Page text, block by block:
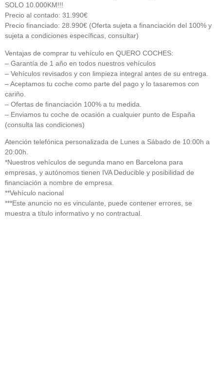
SOLO 10.000KM!!!
Precio al contado: 31.990€
Precio financiado: 28.990€ (Oferta sujeta a financiación del 100% y
sujeta a condiciones específicas, consultar)
Ventajas de comprar tu vehículo en QUERO COCHES:
– Garantía de 1 año en todos nuestros vehículos
– Vehículos revisados y con limpieza integral antes de su entrega.
– Aceptamos tu coche como parte del pago y lo tasaremos con
cariño.
– Ofertas de financiación 100% a tu medida.
– Enviamos tu coche de ocasión a cualquier punto de España
(consulta las condiciones)
Atención telefónica personalizada de Lunes a Sábado de 10:00h a
20:00h.
*Nuestros vehículos de segunda mano en Barcelona para
empresas, y autónomos tienen IVA Deducible y posibilidad de
financiación a nombre de empresa.
**Vehículo nacional
***Este anuncio no es vinculante, puede contener errores, se
muestra a título informativo y no contractual.